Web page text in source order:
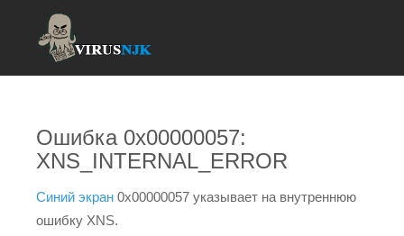
Ошибка 0x00000057:
XNS_INTERNAL_ERROR
Синий экран 0x00000057 указывает на внутреннюю
ошибку XNS.